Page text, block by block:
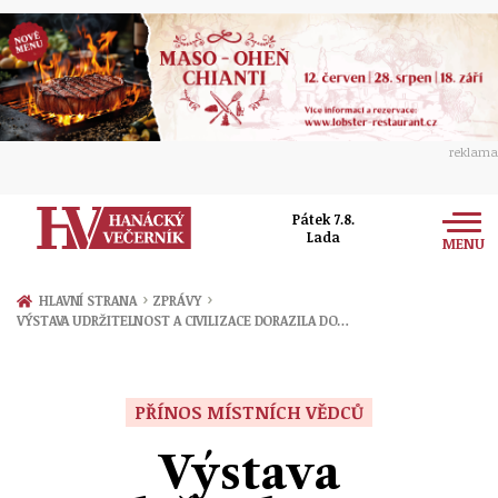
reklama
Pátek 7.8.
Lada
MENU
Zprávy
HLAVNÍ STRANA › ZPRÁVY ›
VÝSTAVA UDRŽITELNOST A CIVILIZACE DORAZILA DO…
PŘÍNOS MÍSTNÍCH VĚDCŮ
Výstava